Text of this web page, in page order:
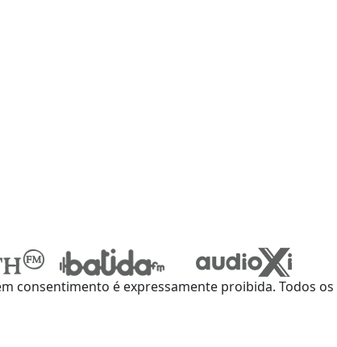
consentimento é expressamente proibida. Todos